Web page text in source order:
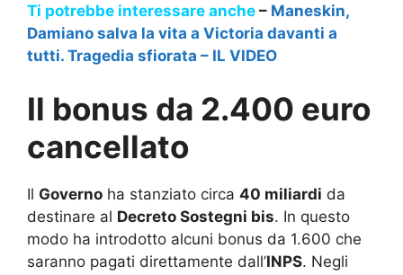
Ti potrebbe interessare anche – Maneskin,
Damiano salva la vita a Victoria davanti a
tutti. Tragedia sfiorata – IL VIDEO
Il bonus da 2.400 euro
cancellato
Il Governo ha stanziato circa 40 miliardi da
destinare al Decreto Sostegni bis. In questo
modo ha introdotto alcuni bonus da 1.600 che
saranno pagati direttamente dall’INPS. Negli